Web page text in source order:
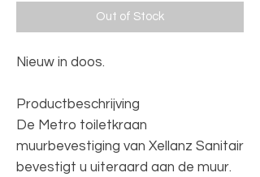
Out of Stock
Nieuw in doos.
Productbeschrijving
De Metro toiletkraan
muurbevestiging van Xellanz Sanitair
bevestigt u uiteraard aan de muur.